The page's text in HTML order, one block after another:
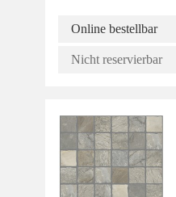
Online bestellbar
Nicht reservierbar